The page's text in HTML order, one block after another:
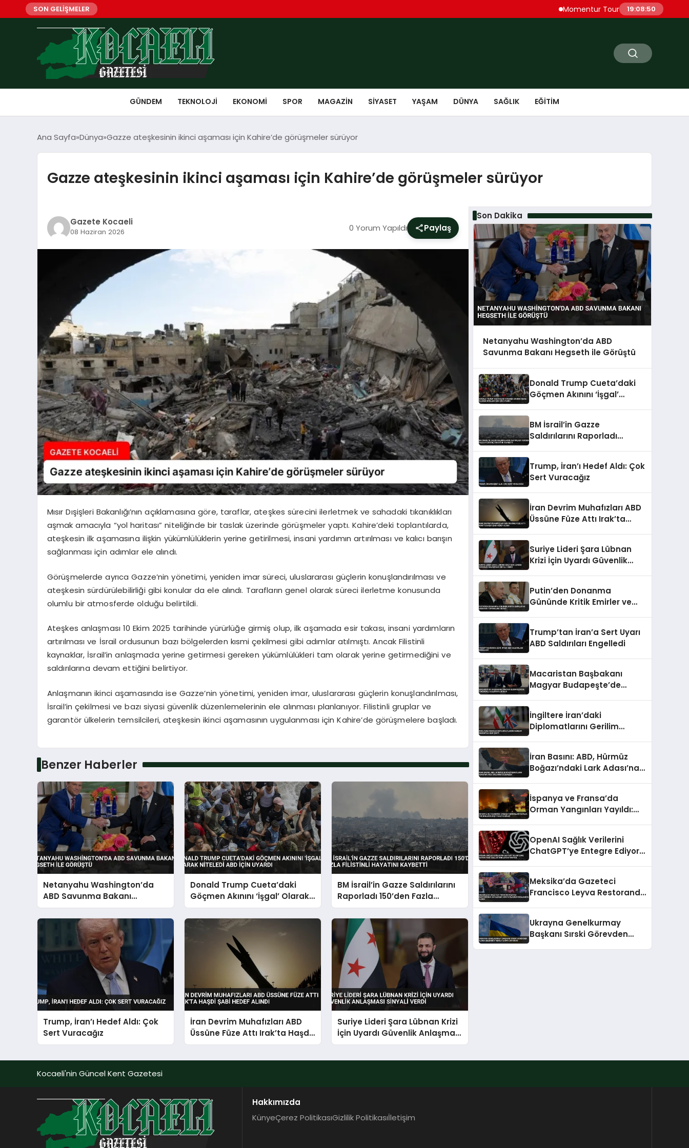
SON GELİŞMELER Momentur Tourism & Travel, Dubai
19:08:51
GÜNDEM TEKNOLOJI EKONOMI SPOR MAGAZIN SIYASET YAŞAM DÜNYA SAĞLIK EĞITIM
Ana Sayfa Dünya Gazze ateşkesinin ikinci aşaması için Kahire’de görüşmeler sürüyor
Gazze ateşkesinin ikinci aşaması için Kahire’de görüşmeler sürüyor
Gazete Kocaeli
08 Haziran 2026 0 Yorum Yapıldı Paylaş
Mısır Dışişleri Bakanlığı’nın açıklamasına göre, taraflar, ateşkes sürecini ilerletmek ve sahadaki tıkanıklıkları
aşmak amacıyla “yol haritası” niteliğinde bir taslak üzerinde görüşmeler yaptı. Kahire’deki toplantılarda,
ateşkesin ilk aşamasına ilişkin yükümlülüklerin yerine getirilmesi, insani yardımın artırılması ve kalıcı barışın
sağlanması için adımlar ele alındı.
Görüşmelerde ayrıca Gazze’nin yönetimi, yeniden imar süreci, uluslararası güçlerin konuşlandırılması ve
ateşkesin sürdürülebilirliği gibi konular da ele alındı. Tarafların genel olarak süreci ilerletme konusunda
olumlu bir atmosferde olduğu belirtildi.
Ateşkes anlaşması 10 Ekim 2025 tarihinde yürürlüğe girmiş olup, ilk aşamada esir takası, insani yardımların
artırılması ve İsrail ordusunun bazı bölgelerden kısmi çekilmesi gibi adımlar atılmıştı. Ancak Filistinli
kaynaklar, İsrail’in anlaşmada yerine getirmesi gereken yükümlülükleri tam olarak yerine getirmediğini ve
saldırılarına devam ettiğini belirtiyor.
Anlaşmanın ikinci aşamasında ise Gazze’nin yönetimi, yeniden imar, uluslararası güçlerin konuşlandırılması,
İsrail’in çekilmesi ve bazı siyasi güvenlik düzenlemelerinin ele alınması planlanıyor. Filistinli gruplar ve
garantör ülkelerin temsilcileri, ateşkesin ikinci aşamasının uygulanması için Kahire’de görüşmelere başladı.
Benzer Haberler
Netanyahu Washington’da
ABD Savunma Bakanı
Hegseth ile Görüştü
Donald Trump Cueta’daki
Göçmen Akınını ‘İşgal’ Olarak
Niteledi ABD İçin Uyardı
BM İsrail’in Gazze Saldırılarını
Raporladı 150’den Fazla
Filistinli Hayatını Kaybetti
Trump, İran’ı Hedef Aldı: Çok
Sert Vuracağız
İran Devrim Muhafızları ABD
Üssüne Füze Attı Irak’ta Haşdi
Şabi Hedef Alındı
Suriye Lideri Şara Lübnan Krizi
İçin Uyardı Güvenlik Anlaşması
Sinyali Verdi
Son Dakika
Netanyahu Washington’da ABD
Savunma Bakanı Hegseth ile Görüştü
Donald Trump Cueta’daki
Göçmen Akınını ‘İşgal’
BM İsrail’in Gazze
Saldırılarını Raporladı
Trump, İran’ı Hedef Aldı: Çok
Sert Vuracağız
İran Devrim Muhafızları ABD
Üssüne Füze Attı Irak’ta
Suriye Lideri Şara Lübnan
Krizi İçin Uyardı Güvenlik
Putin’den Donanma
Gününde Kritik Emirler ve
Trump’tan İran’a Sert Uyarı
ABD Saldırıları Engelledi
Macaristan Başbakanı
Magyar Budapeşte’de
İngiltere İran’daki
Diplomatlarını Gerilim
İran Basını: ABD, Hürmüz
Boğazı’ndaki Lark Adası’na
İspanya ve Fransa’da
Orman Yangınları Yayıldı:
OpenAI Sağlık Verilerini
ChatGPT’ye Entegre Ediyor
Meksika’da Gazeteci
Francisco Leyva Restoranda
Ukrayna Genelkurmay
Başkanı Sırski Görevden
Kocaeli'nin Güncel Kent Gazetesi
Hakkımızda
KünyeÇerez PolitikasıGizlilik Politikasıİletişim